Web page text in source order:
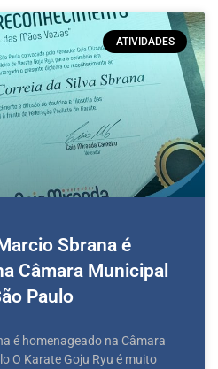
ATIVIDADES
Sbrana é
Câmara Municipal
Paulo
é homenageado na Câmara
O Karate Goju Ryu é muito